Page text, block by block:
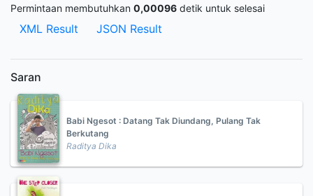
Permintaan membutuhkan 0,00096 detik untuk selesai
XML Result JSON Result
Saran
Babi Ngesot : Datang Tak Diundang, Pulang Tak
Berkutang
Raditya Dika